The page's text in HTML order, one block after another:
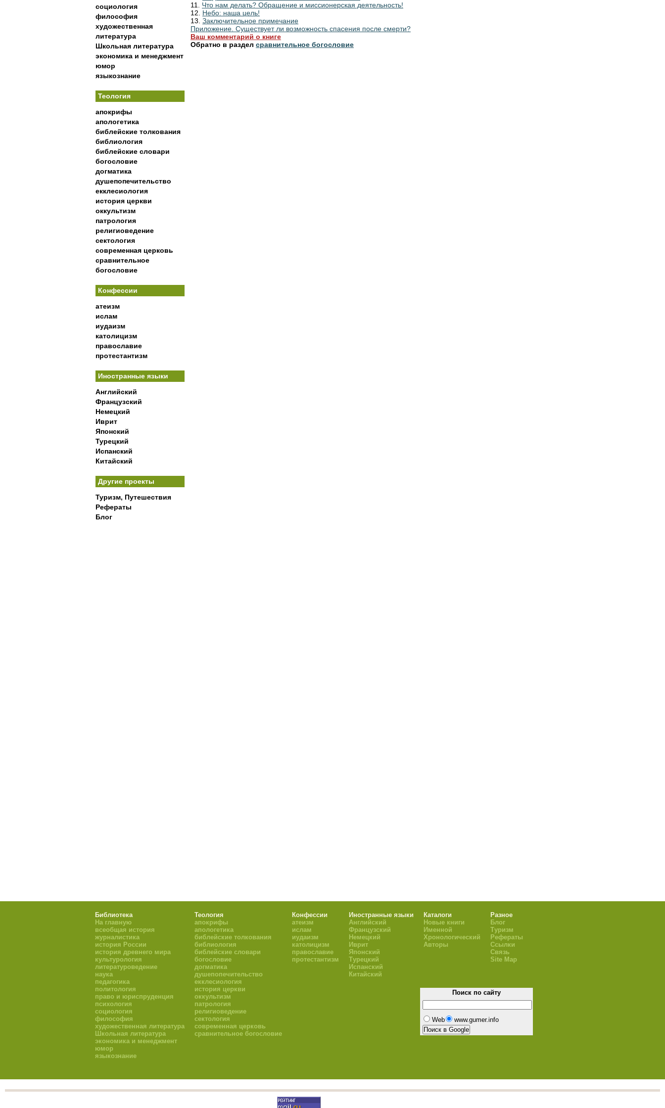
социология
философия
художественная
литература
Школьная литература
экономика и менеджмент
юмор
языкознание
Теология
апокрифы
апологетика
библейские толкования
библиология
библейские словари
богословие
догматика
душепопечительство
екклесиология
история церкви
оккультизм
патрология
религиоведение
сектология
современная церковь
сравнительное
богословие
Конфессии
атеизм
ислам
иудаизм
католицизм
православие
протестантизм
Иностранные языки
Английский
Французский
Немецкий
Иврит
Японский
Турецкий
Испанский
Китайский
Другие проекты
Туризм, Путешествия
Рефераты
Блог
11. Что нам делать? Обращение и миссионерская деятельность!
12. Небо: наша цель!
13. Заключительное примечание
Приложение. Существует ли возможность спасения после смерти?
Ваш комментарий о книге
Обратно в раздел сравнительное богословие
Библиотека
На главную
всеобщая история
журналистика
история России
история древнего мира
культурология
литературоведение
наука
педагогика
политология
право и юриспруденция
психология
социология
философия
художественная литература
Школьная литература
экономика и менеджмент
юмор
языкознание
Теология
апокрифы
апологетика
библейские толкования
библиология
библейские словари
богословие
догматика
душепопечительство
екклесиология
история церкви
оккультизм
патрология
религиоведение
сектология
современная церковь
сравнительное богословие
Конфессии
атеизм
ислам
иудаизм
католицизм
православие
протестантизм
Иностранные языки
Английский
Французский
Немецкий
Иврит
Японский
Турецкий
Испанский
Китайский
Каталоги
Новые книги
Именной
Хронологический
Авторы
Разное
Блог
Туризм
Рефераты
Ссылки
Связь
Site Map
Поиск по сайту
Web www.gumer.info